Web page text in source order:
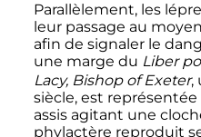
Parallèlement, les
leur passage au
afin de signaler le
une marge du Liber
Lacy, Bishop of Exeter,
siècle, est
assis agitant une
phylactère reproduit